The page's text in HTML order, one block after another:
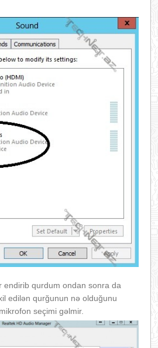
endirib qurdum ondan sonra da
edilən qurğunun nə olduğunu
seçimi gəlmir.